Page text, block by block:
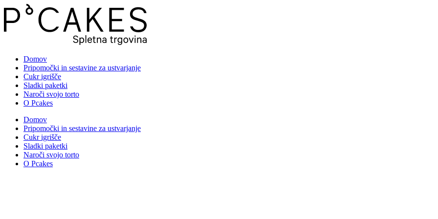
Skip
content
Domov
Pripomočki in sestavine za ustvarjanje
Cukr igrišče
Sladki paketki
Naroči svojo torto
O Pcakes
Domov
Pripomočki in sestavine za ustvarjanje
Cukr igrišče
Sladki paketki
Naroči svojo torto
O Pcakes